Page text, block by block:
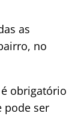
as
no
é obrigatório
pode ser